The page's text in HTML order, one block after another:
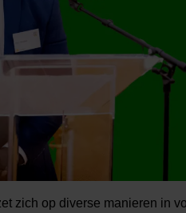
zich op diverse manieren in